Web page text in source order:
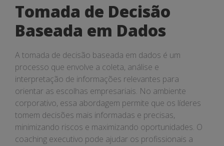
Tomada de Decisão
Baseada em Dados
A tomada de decisão baseada em dados é um
processo que envolve a coleta, análise e
interpretação de informações relevantes para
orientar as escolhas empresariais. No ambiente
corporativo, essa abordagem permite que os líderes
tomem decisões mais informadas e precisas,
minimizando riscos e maximizando oportunidades. O
coaching executivo pode ajudar os profissionais a